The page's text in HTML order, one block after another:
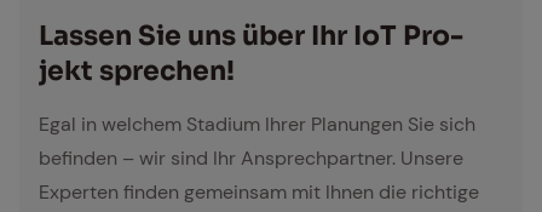
Las­sen Sie uns über Ihr IoT Pro­
jekt spre­chen!
Egal in welchem Stadium Ihrer Planungen Sie sich
befinden – wir sind Ihr Ansprechpartner. Unsere
Experten finden gemeinsam mit Ihnen die richtige